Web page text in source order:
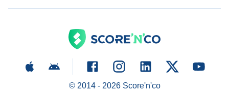
© 2014 - 2026Score'n'co